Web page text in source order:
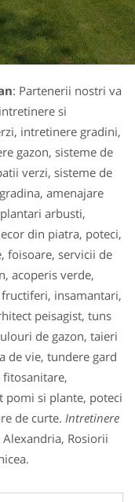
: Partenerii nostri va
si
intretinere gradini,
gazon, sisteme de
verzi, sisteme de
amenajare
arbusti,
din piatra, poteci,
foisoare, servicii de
acoperis verde,
insamantari,
peisagist, tuns
de gazon, taieri
de vie, tundere gard
pomi si plante, poteci
de curte. Intretinere
Rosiorii